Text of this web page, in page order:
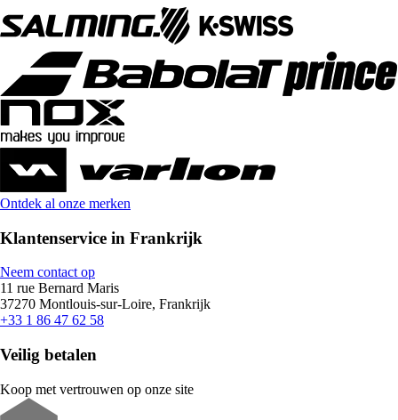
Ontdek al onze merken
Klantenservice in Frankrijk
Neem contact op
11 rue Bernard Maris
37270 Montlouis-sur-Loire, Frankrijk
+33 1 86 47 62 58
Veilig betalen
Koop met vertrouwen op onze site